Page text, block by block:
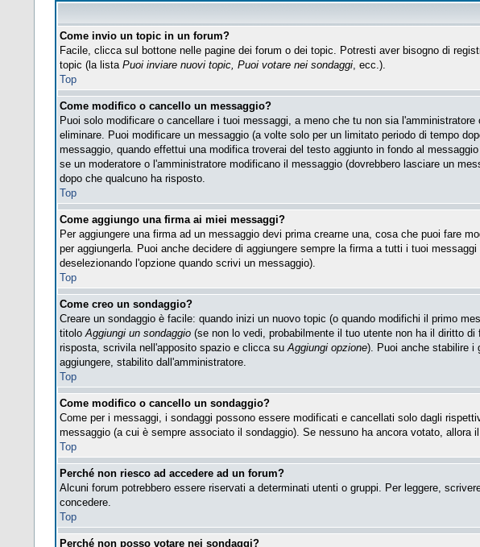
Come invio un topic in un forum?
Facile, clicca sul bottone nelle pagine dei forum o dei topic. Potresti aver bisogno di
topic (la lista Puoi inviare nuovi topic, Puoi votare nei sondaggi, ecc.).
Top
Come modifico o cancello un messaggio?
Puoi solo modificare o cancellare i tuoi messaggi, a meno che tu non sia
eliminare. Puoi modificare un messaggio (a volte solo per un limitato periodo di tempo
messaggio, quando effettui una modifica troverai del testo aggiunto in fondo al
se un moderatore o l'amministratore modificano il messaggio (dovrebbero lasciare un
dopo che qualcuno ha risposto.
Top
Come aggiungo una firma ai miei messaggi?
Per aggiungere una firma ad un messaggio devi prima crearne una, cosa che puoi fare
per aggiungerla. Puoi anche decidere di aggiungere sempre la firma a tutti i tuoi
deselezionando l'opzione quando scrivi un messaggio).
Top
Come creo un sondaggio?
Creare un sondaggio è facile: quando inizi un nuovo topic (o quando modifichi il primo
titoloAggiungi un sondaggio(se non lo vedi, probabilmente il tuo utente non ha il diritto
risposta, scrivila nell'apposito spazio e clicca suAggiungi opzione). Puoi anche stabilire i
aggiungere, stabilito dall'amministratore.
Top
Come modifico o cancello un sondaggio?
Come per i messaggi, i sondaggi possono essere modificati e cancellati solo dagli
messaggio (a cui è sempre associato il sondaggio). Se nessuno ha ancora votato,
Top
Perché non riesco ad accedere ad un forum?
Alcuni forum potrebbero essere riservati a determinati utenti o gruppi. Per leggere,
concedere.
Top
Perché non posso votare nei sondaggi?